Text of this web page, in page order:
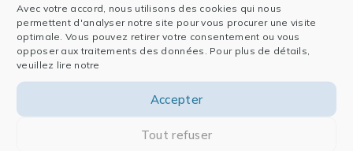
Avec votre accord, nous utilisons des cookies qui nous
permettent d'analyser notre site pour vous procurer une visite
optimale. Vous pouvez retirer votre consentement ou vous
opposer aux traitements des données. Pour plus de détails,
veuillez lire notre
Accepter
Tout refuser